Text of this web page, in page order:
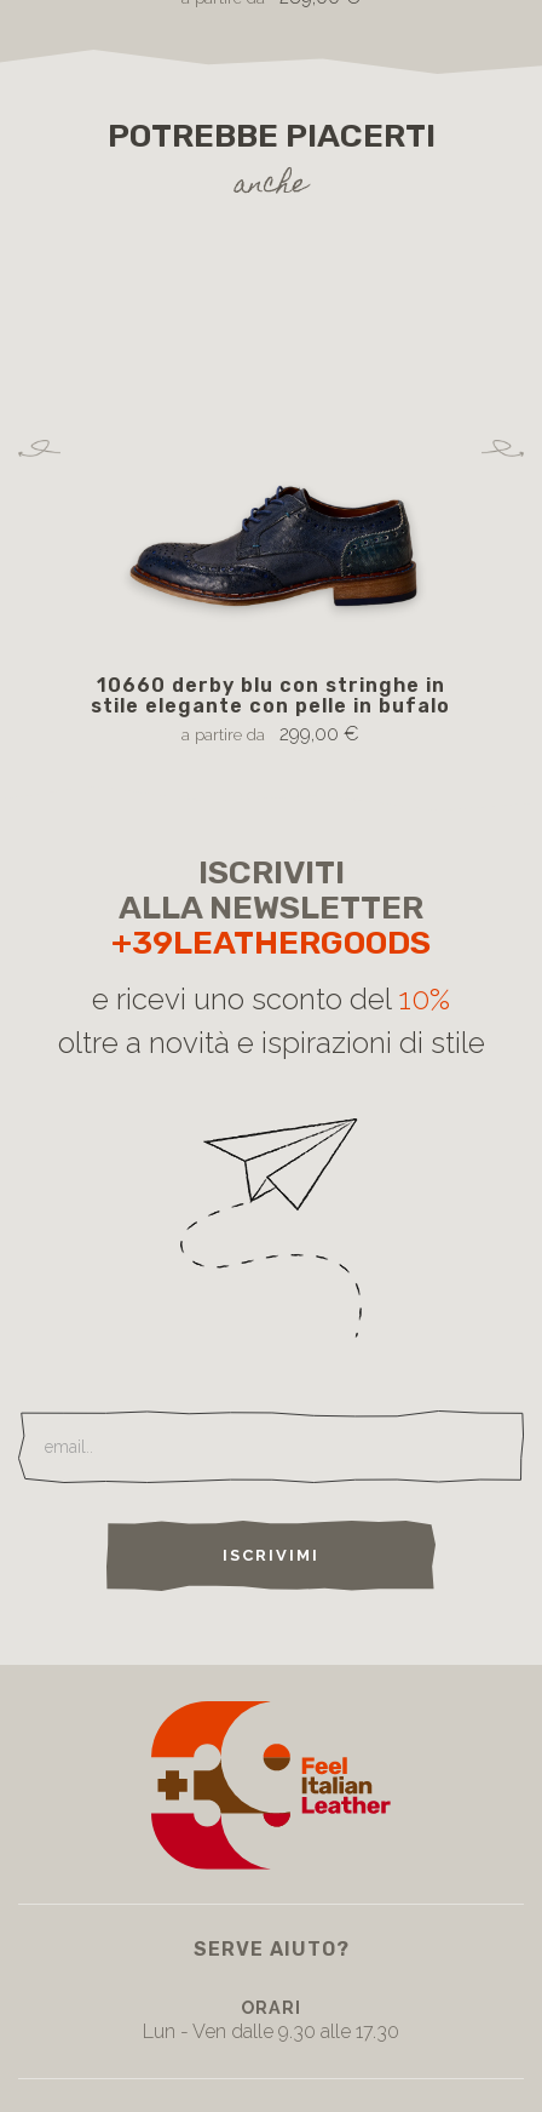
POTREBBE PIACERTI
anche
10660 derby blu con stringhe in
stile elegante con pelle in bufalo
a partire da 299,00 €
ISCRIVITI
ALLA NEWSLETTER
+39LEATHERGOODS
e ricevi uno sconto del 10%
oltre a novità e ispirazioni di stile
ISCRIVIMI
SERVE AIUTO?
ORARI
Lun - Ven dalle 9.30 alle 17.30